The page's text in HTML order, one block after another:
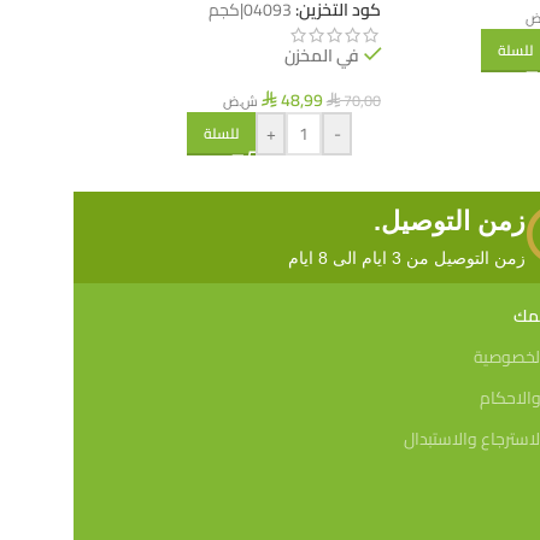
للسلة
كود التخزين:04093|كجم
في المخزن
⃁70,00
⃁48,99 ش.ض
-
+ للسلة
زمن التوصيل.
زمن التوصيل من 3 ايام الى 8 ايام
والاستبدال